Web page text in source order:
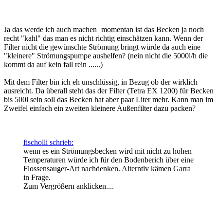
Ja das werde ich auch machen momentan ist das Becken ja noch
recht "kahl" das man es nicht richtig einschätzen kann. Wenn der
Filter nicht die gewünschte Strömung bringt würde da auch eine
"kleinere" Strömungspumpe aushelfen? (nein nicht die 5000l/h die
kommt da auf kein fall rein ......)
Mit dem Filter bin ich eh unschlüssig, in Bezug ob der wirklich
ausreicht. Da überall steht das der Filter (Tetra EX 1200) für Becken
bis 500l sein soll das Becken hat aber paar Liter mehr. Kann man im
Zweifel einfach ein zweiten kleinere Außenfilter dazu packen?
fischolli schrieb:
wenn es ein Strömungsbecken wird mit nicht zu hohen
Temperaturen würde ich für den Bodenberich über eine
Flossensauger-Art nachdenken. Alterntiv kämen Garra
in Frage.
Zum Vergrößern anklicken....